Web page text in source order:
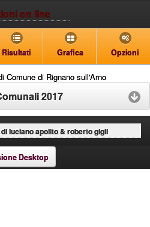
on line
Risultati Grafica Opzioni
Comune di Rignano sull'Arno
2017
di luciano apolito & roberto gigli
Desktop